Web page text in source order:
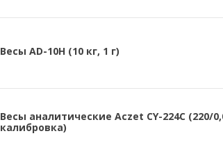
Весы АD-10H (10 кг, 1 г)
Весы аналитические Aczet CY-224С (220/
калибровка)